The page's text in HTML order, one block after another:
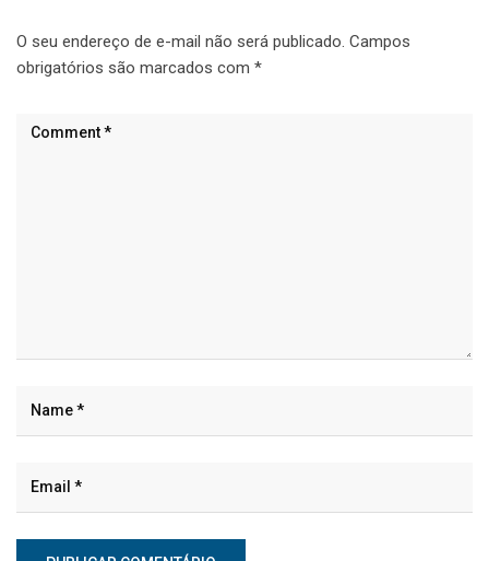
O seu endereço de e-mail não será publicado. Campos
obrigatórios são marcados com *